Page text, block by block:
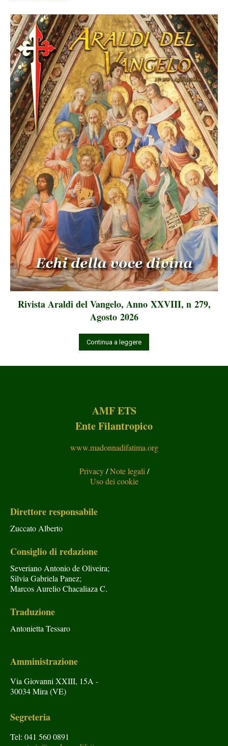
Rivista Araldi del Vangelo, Anno XXVIII, n 279,
Agosto 2026
Continua a leggere
AMF ETS
Ente Filantropico
www.madonnadifatima.org
Privacy/Note legali /
Uso dei cookie
Direttore responsabile
Zuccato Alberto
Consiglio di redazione
Severiano Antonio de Oliveira;
Silvia Gabriela Panez;
Marcos Aurelio Chacaliaza C.
Traduzione
Antonietta Tessaro
Amministrazione
Via Giovanni XXIII, 15A -
30034 Mira (VE)
Segreteria
Tel: 041 560 0891